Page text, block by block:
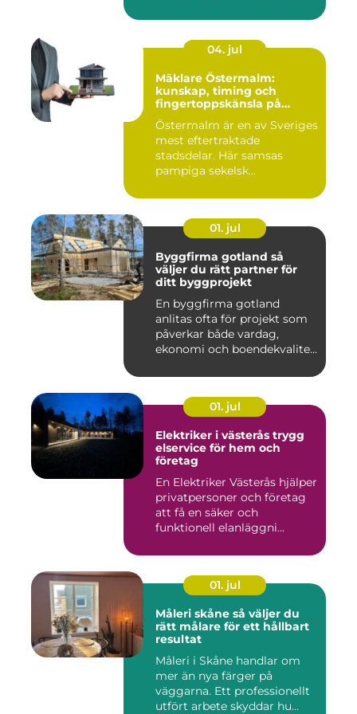
04. jul
Mäklare Östermalm:
kunskap, timing och
fingertoppskänsla på
adress
Östermalm är en av Sveriges
mest eftertraktade
stadsdelar. Här samsas
pampiga sekelsk...
01. jul
Byggfirma gotland så
väljer du rätt partner för
ditt byggprojekt
En byggfirma gotland
anlitas ofta för projekt som
påverkar både vardag,
ekonomi och boendekvalitet
01. jul
Elektriker i västerås trygg
elservice för hem och
företag
En Elektriker Västerås hjälper
privatpersoner och företag
att få en säker och
funktionell elanläggni...
01. jul
Måleri skåne så väljer du
rätt målare för ett hållbart
resultat
Måleri i Skåne handlar om
mer än nya färger på
väggarna. Ett professionellt
utfört arbete skyddar hu...